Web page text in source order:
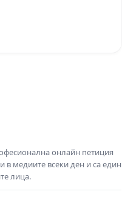
онлайн петиция
в медиите всеки ден и са един
лица.